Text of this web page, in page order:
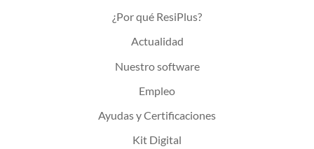
¿Por qué ResiPlus?
Actualidad
Nuestro software
Empleo
Ayudas y Certificaciones
Kit Digital